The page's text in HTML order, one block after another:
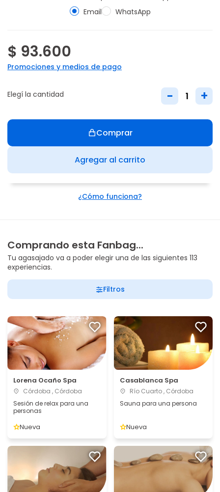
Email WhatsApp
$ 93.600
Promociones y medios de pago
Elegí la cantidad - +
Agregar al carrito
Comprar
¿Cómo funciona?
Comprando esta Fanbag...
Tu agasajado va a poder elegir una de las siguientes 113
experiencias.
Filtros
Lorena Ocaño Spa
Córdoba , Córdoba
Sesión de relax para una
personas
Nueva
Casablanca Spa
Río Cuarto , Córdoba
Sauna para una persona
Nueva